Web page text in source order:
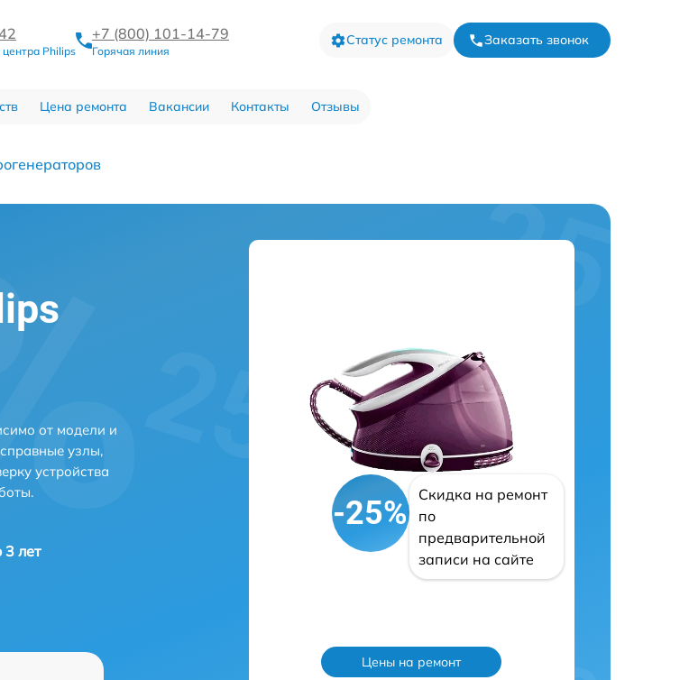
Philips
+7 (800) 101-14-79
Горячая линия
Статус ремонта Заказать звонок
Цена ремонта Вакансии Контакты Отзывы
от модели и
узлы,
устройства
3 лет
-25%
Скидка на ремонт
по
предварительной
записи на сайте
Цены на ремонт